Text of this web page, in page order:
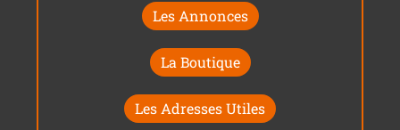
Les Annonces
La Boutique
Les Adresses Utiles